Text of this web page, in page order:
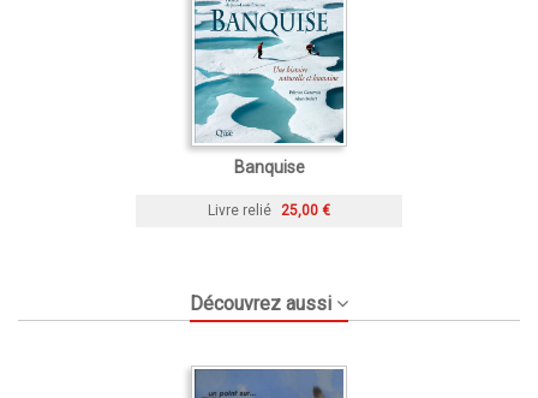
Banquise
Livre relié 25,00 €
Découvrez aussi